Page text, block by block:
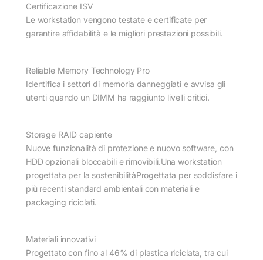
Certificazione ISV
Le workstation vengono testate e certificate per
garantire affidabilità e le migliori prestazioni possibili.
Reliable Memory Technology Pro
Identifica i settori di memoria danneggiati e avvisa gli
utenti quando un DIMM ha raggiunto livelli critici.
Storage RAID capiente
Nuove funzionalità di protezione e nuovo software, con
HDD opzionali bloccabili e rimovibili.Una workstation
progettata per la sostenibilitàProgettata per soddisfare i
più recenti standard ambientali con materiali e
packaging riciclati.
Materiali innovativi
Progettato con fino al 46% di plastica riciclata, tra cui